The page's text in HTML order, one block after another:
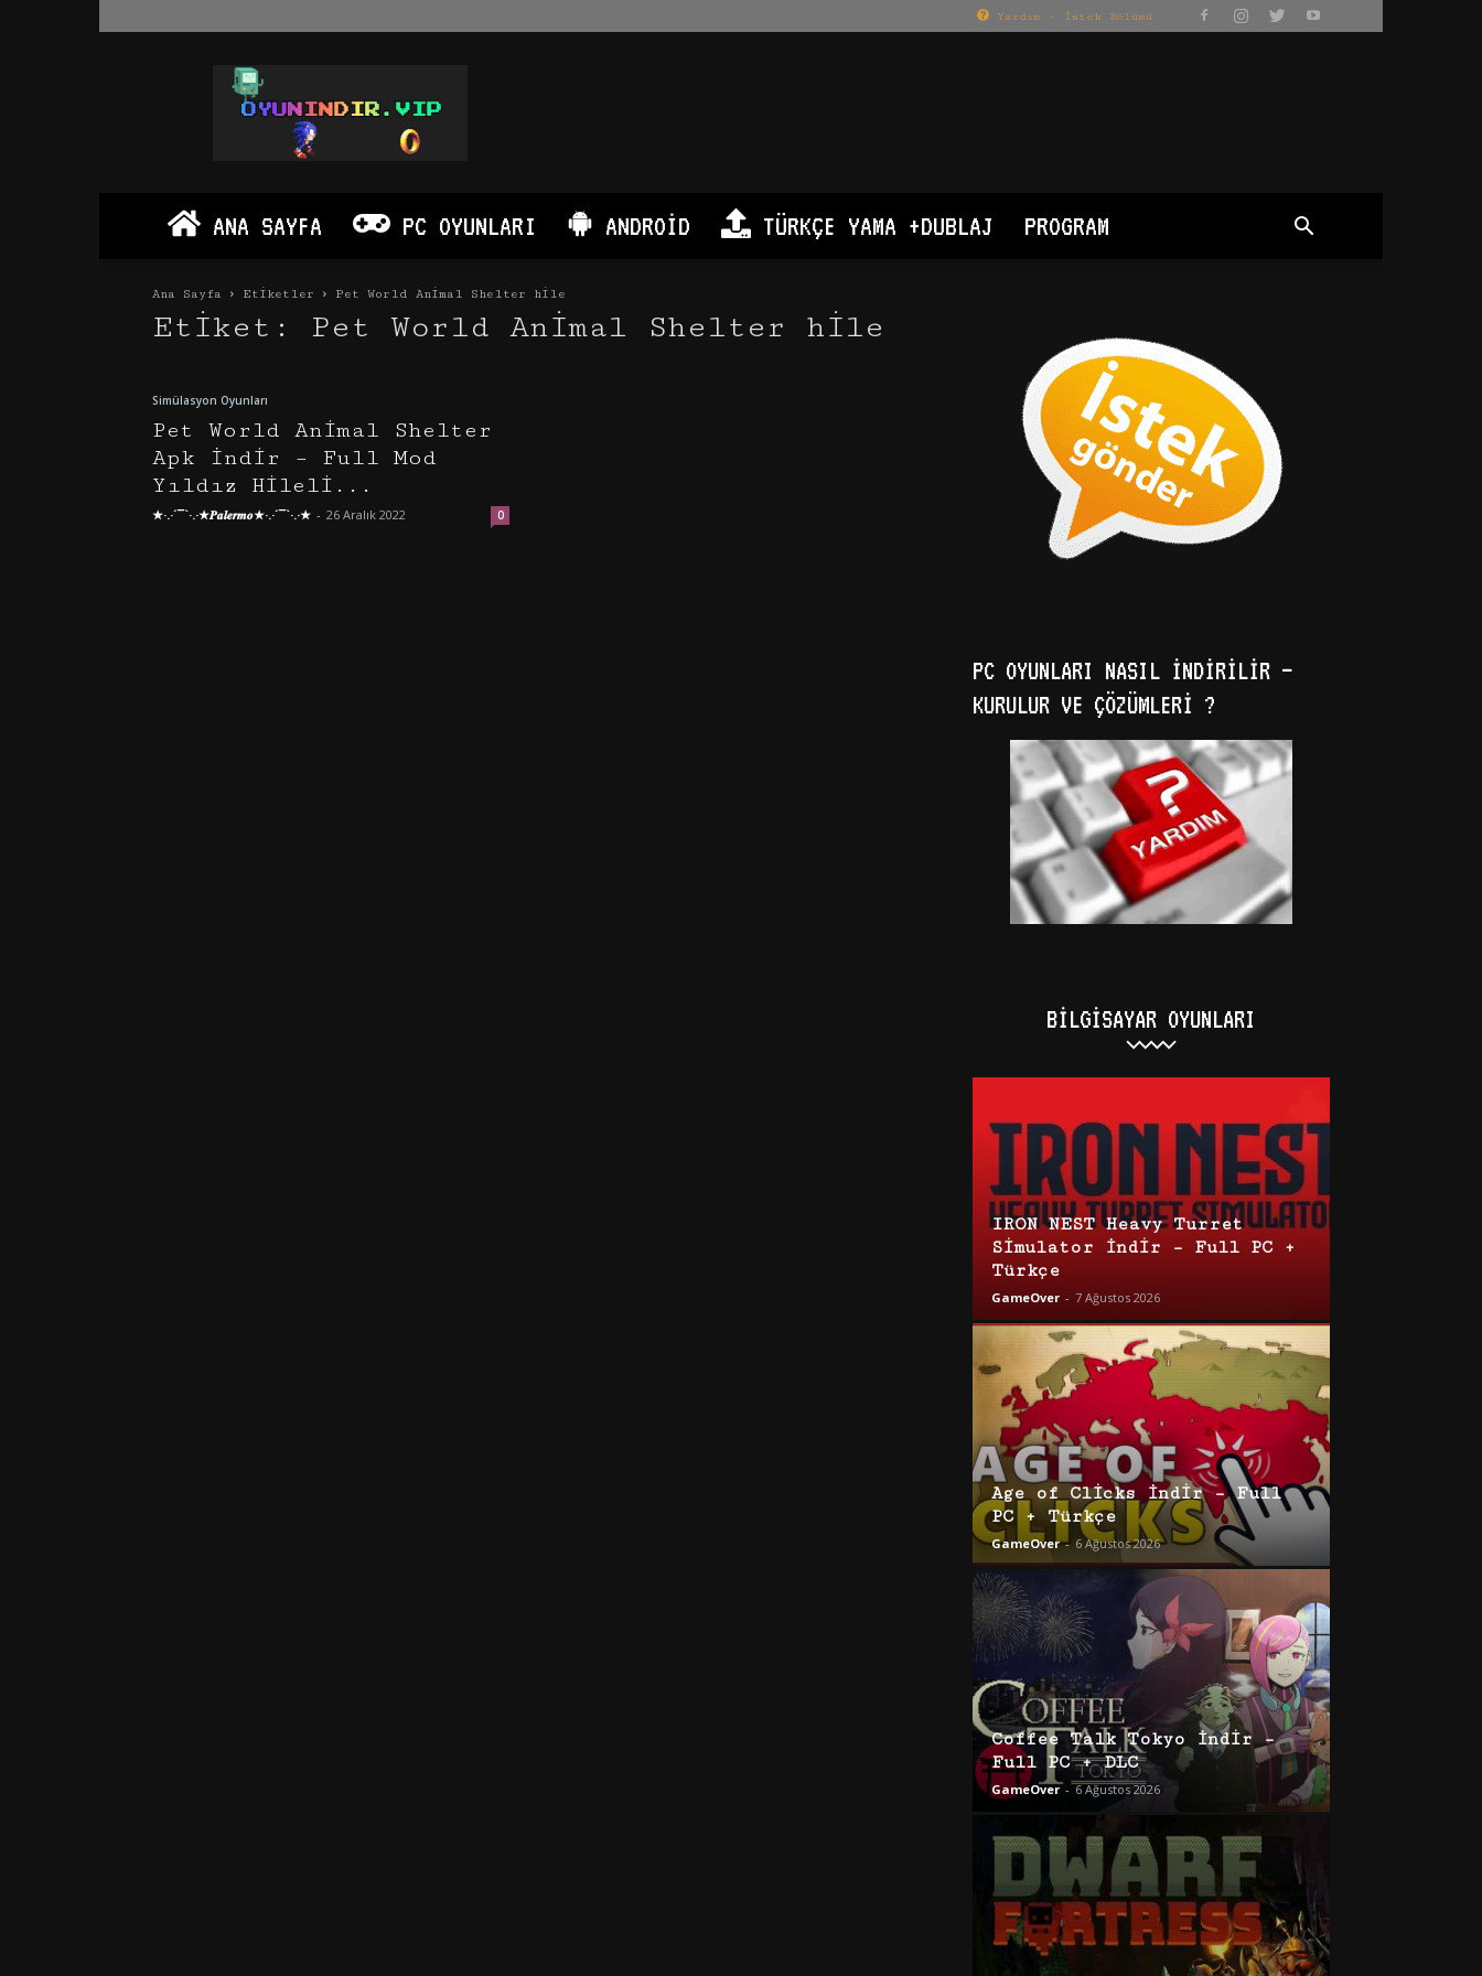
Yardım – İstek Bölümü
Oyun
İndir
PC
Android
Apk
ANA SAYFA PC OYUNLARI ANDROID TÜRKÇE YAMA +DUBLAJ PROGRAM
Ana Sayfa Etiketler Pet World Animal Shelter hile
Etiket: Pet World Animal Shelter hile
Simülasyon Oyunları
Pet World Animal Shelter
Apk İndir – Full Mod
Yıldız Hileli...
★·.·´¯`·.·★𝑷𝒂𝒍𝒆𝒓𝒎𝒐★·.·´¯`·.·★ - 26 Aralık 2022 0
PC OYUNLARI NASIL İNDIRILIR –
KURULUR VE ÇÖZÜMLERI ?
BILGISAYAR OYUNLARI
IRON NEST Heavy Turret
Simulator İndir – Full PC +
Türkçe
GameOver - 7 Ağustos 2026
Age of Clicks İndir – Full
PC + Türkçe
GameOver - 6 Ağustos 2026
Coffee Talk Tokyo İndir –
Full PC + DLC
GameOver - 6 Ağustos 2026